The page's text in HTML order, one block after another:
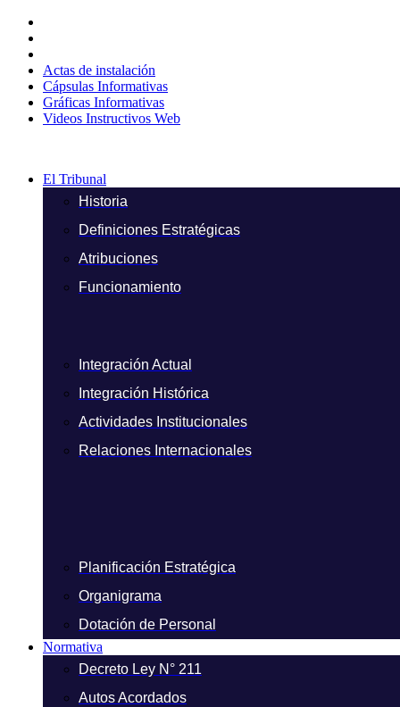
contenido
Actas de instalación
Cápsulas Informativas
Gráficas Informativas
Videos Instructivos Web
El Tribunal
Historia
Definiciones Estratégicas
Atribuciones
Funcionamiento
Integración Actual
Integración Histórica
Actividades Institucionales
Relaciones Internacionales
Planificación Estratégica
Organigrama
Dotación de Personal
Normativa
Decreto Ley N° 211
Autos Acordados